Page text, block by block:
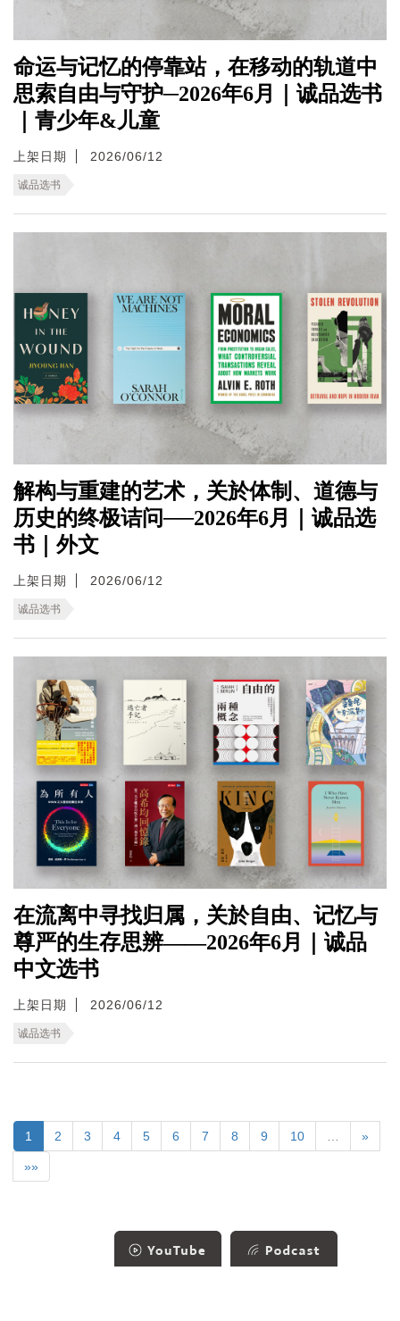
命运与记忆的停靠站，在移动的轨道中
思索自由与守护─2026年6月｜诚品选书
｜青少年&儿童
上架日期 2026/06/12
诚品选书
解构与重建的艺术，关於体制、道德与
历史的终极诘问──2026年6月｜诚品选
书｜外文
上架日期 2026/06/12
诚品选书
在流离中寻找归属，关於自由、记忆与
尊严的生存思辨——2026年6月｜诚品
中文选书
上架日期 2026/06/12
诚品选书
1 2 3 4 5 6 7 8 9 10 »
»»